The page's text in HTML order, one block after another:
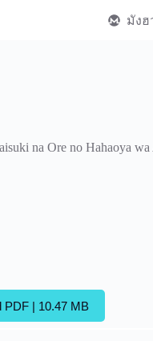
มังฮ
na Ore no Hahaoya
PDF | 10.47 MB